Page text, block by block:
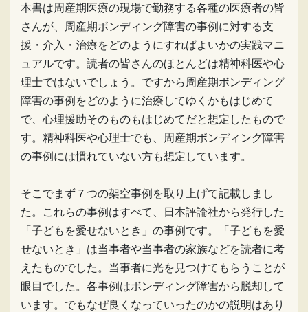
本書は周産期医療の現場で勤務する各種の医療者の皆
さんが、周産期ボンディング障害の事例に対する支
援・介入・治療をどのようにすればよいかの実践マニ
ュアルです。読者の皆さんのほとんどは精神科医や心
理士ではないでしょう。ですから周産期ボンディング
障害の事例をどのように治療してゆくかもはじめて
で、心理援助そのものもはじめてだと想定したもので
す。精神科医や心理士でも、周産期ボンディング障害
の事例には慣れていない方も想定しています。
そこでまず７つの架空事例を取り上げて記載しまし
た。これらの事例はすべて、日本評論社から発行した
「子どもを愛せないとき」の事例です。「子どもを愛
せないとき」は当事者や当事者の家族などを読者に考
えたものでした。当事者に光を見つけてもらうことが
眼目でした。各事例はボンディング障害から脱却して
います。でもなぜ良くなっていったのかの説明はあり